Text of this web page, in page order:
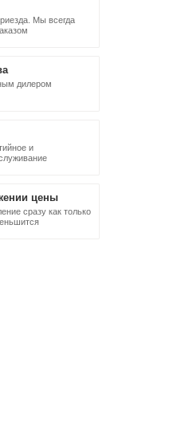
Мы всегда
дилером
и
цены
сразу как только